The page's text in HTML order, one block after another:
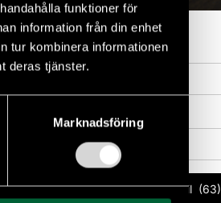
funktioner för
information från din enhet
tur kombinera informationen
deras tjänster.
Marknadsföring
Drivmedel
Drivmedel
Rensa filter Sök bil (63)